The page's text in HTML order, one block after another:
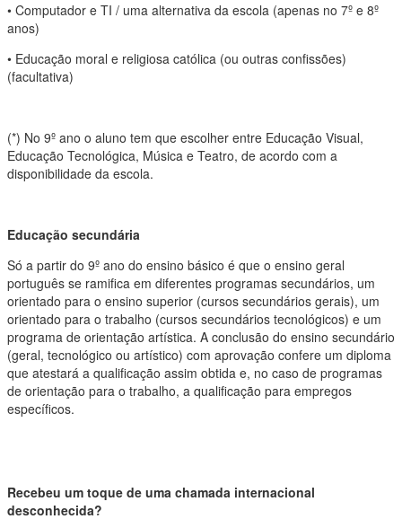
• Computador e TI / uma alternativa da escola (apenas no 7º e 8º
anos)
• Educação moral e religiosa católica (ou outras confissões)
(facultativa)
(*) No 9º ano o aluno tem que escolher entre Educação Visual,
Educação Tecnológica, Música e Teatro, de acordo com a
disponibilidade da escola.
Educação secundária
Só a partir do 9º ano do ensino básico é que o ensino geral
português se ramifica em diferentes programas secundários, um
orientado para o ensino superior (cursos secundários gerais), um
orientado para o trabalho (cursos secundários tecnológicos) e um
programa de orientação artística. A conclusão do ensino secundário
(geral, tecnológico ou artístico) com aprovação confere um diploma
que atestará a qualificação assim obtida e, no caso de programas
de orientação para o trabalho, a qualificação para empregos
específicos.
Recebeu um toque de uma chamada internacional
desconhecida?